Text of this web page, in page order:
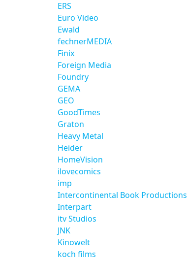
ERS
Euro Video
Ewald
fechnerMEDIA
Finix
Foreign Media
Foundry
GEMA
GEO
GoodTimes
Graton
Heavy Metal
Heider
HomeVision
ilovecomics
imp
Intercontinental Book Productions
Interpart
itv Studios
JNK
Kinowelt
koch films